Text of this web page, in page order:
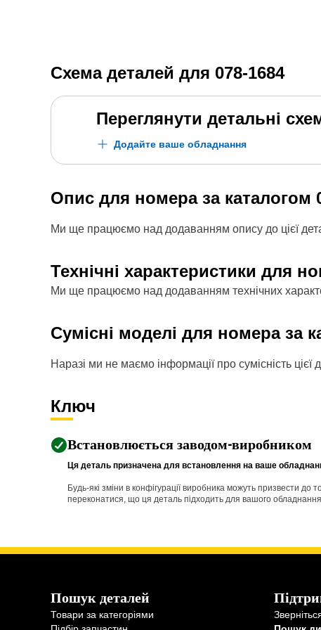
Схема деталей для 078-1684
Переглянути детальні
Додайте ваше обладнання
Опис для номера за каталогом
Ми ще працюємо над додаванням опису до цієї
Технічні характеристики для
Ми ще працюємо над додаванням технічних
Сумісні моделі для номера за
Наразі ми не маємо інформації про сумісність цієї
Ключ
Встановлюється заводом-виробником
Ця деталь призначена для встановлення на ваше
Будь-які зміни в конфігурації виробника можуть призвести
переконатися, що ця деталь підходить для вашого обладнання
Пошук деталей
Товари за категоріями